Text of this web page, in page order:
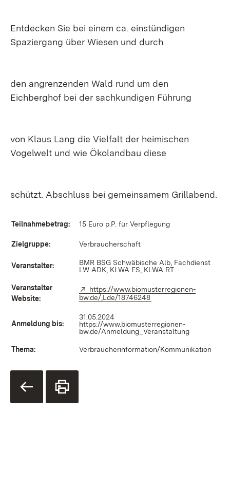
Entdecken Sie bei einem ca. einstündigen
Spaziergang über Wiesen und durch
den angrenzenden Wald rund um den
Eichberghof bei der sachkundigen Führung
von Klaus Lang die Vielfalt der heimischen
Vogelwelt und wie Ökolandbau diese
schützt. Abschluss bei gemeinsamem Grillabend.
Teilnahmebetrag: 15 Euro p.P. für Verpflegung
Zielgruppe: Verbraucherschaft
Veranstalter:
BMR BSG Schwäbische Alb, Fachdienst
LW ADK, KLWA ES, KLWA RT
Veranstalter
Website:
Extern:
https://www.biomusterregionen-
bw.de/,Lde/18746248
Anmeldung bis:
31.05.2024
https://www.biomusterregionen-
bw.de/Anmeldung_Veranstaltung
Thema: Verbraucherinformation/Kommunikation